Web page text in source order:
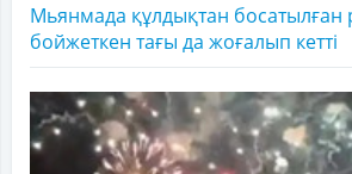
Мьянмада құлдықтан босатылған
бойжеткен тағы да жоғалып кетті